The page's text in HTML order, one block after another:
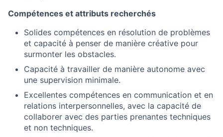
Compétences et attributs recherchés
Solides compétences en résolution de problèmes
et capacité à penser de manière créative pour
surmonter les obstacles.
Capacité à travailler de manière autonome avec
une supervision minimale.
Excellentes compétences en communication et en
relations interpersonnelles, avec la capacité de
collaborer avec des parties prenantes techniques
et non techniques.